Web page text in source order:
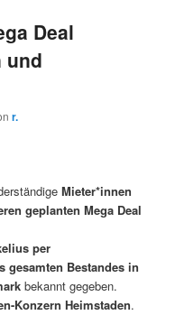
Deal
und
r.
Mieter*innen
geplanten Mega Deal
per
gesamten Bestandes in
bekannt gegeben.
Konzern Heimstaden.